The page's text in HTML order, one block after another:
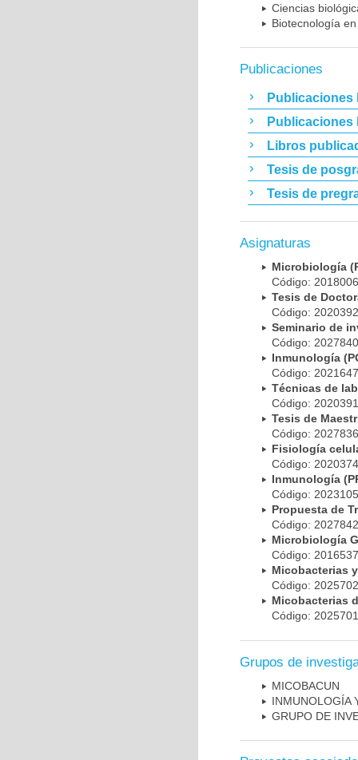
Ciencias
Biotecnología
Publicaciones
Publicaciones
Publicaciones
Libros
Tesis de
Tesis de
Asignaturas
Microbiología
Código:
Tesis de
Código:
Seminario de
Código:
Inmunología
Código:
Técnicas de
Código:
Tesis de
Código:
Fisiología
Código:
Inmunología
Código:
Propuesta de
Código:
Microbiología
Código:
Micobacterias
Código:
Micobacterias
Código:
Grupos de
MICOBAC­UN
INMUNOLOGÍA
GRUPO DE